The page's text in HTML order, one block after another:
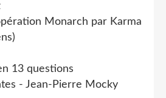
Monarch par Karma
13 questions
- Jean-Pierre Mocky